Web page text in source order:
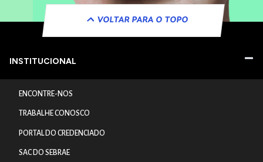
VOLTAR PARA O TOPO
INSTITUCIONAL
ENCONTRE-NOS
TRABALHE CONOSCO
PORTAL DO CREDENCIADO
SAC DO SEBRAE